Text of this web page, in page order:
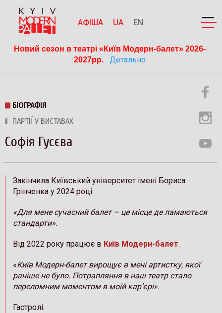
АФІША UA EN
Новий сезон в театрі «Київ Модерн-балет» 2026-
2027рр.
Детально
БІОГРАФІЯ
ПАРТІЇ У ВИСТАВАХ
Софія Гусєва
Закінчила Київський університет імені Бориса
Грінченка у 2024 році.
«Для мене сучасний балет – це місце де ламаються
стандарти».
Від 2022 року працює в Київ Модерн-балет.
«Київ Модерн-балет вирощує в мені артистку, якої
раніше не було. Потрапляння в наш театр стало
переломним моментом в моїй кар’єрі».
Гастролі: